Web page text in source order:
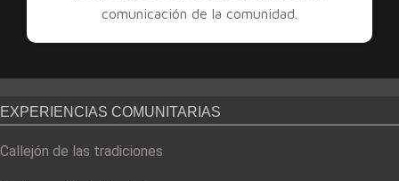
comunicación de la comunidad.
EXPERIENCIAS COMUNITARIAS
Callejón de las tradiciones